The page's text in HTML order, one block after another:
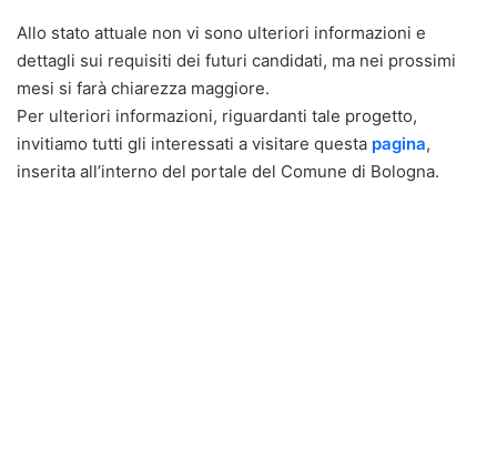
Allo stato attuale non vi sono ulteriori informazioni e
dettagli sui requisiti dei futuri candidati, ma nei prossimi
mesi si farà chiarezza maggiore.
Per ulteriori informazioni, riguardanti tale progetto,
invitiamo tutti gli interessati a visitare questa pagina,
inserita all’interno del portale del Comune di Bologna.